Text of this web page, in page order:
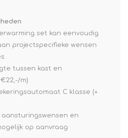
set kan eenvoudig
projectspecifieke wensen
tussen kast en
m)
C klasse (+
aansturingswensen en
op aanvraag